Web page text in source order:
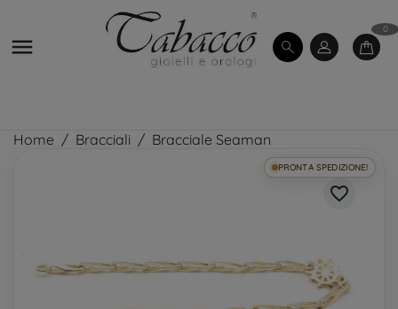

0
Home Bracciali Bracciale Seaman
PRONTA SPEDIZIONE!
favorite_border